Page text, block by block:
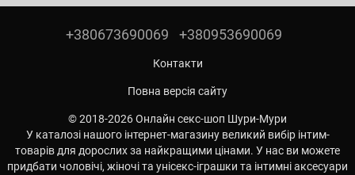
+380673690069 +380953690069
Контакти
Повна версія сайту
© 2018-2026 Онлайн секс-шоп Шури-Мури
У каталозі нашого інтернет-магазину великий вибір інтим-
товарів для дорослих за найкращими цінами. У нас ви можете
придбати чоловічі, жіночі та унісекс-іграшки та інтимні аксесуари